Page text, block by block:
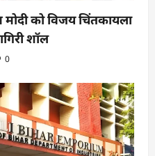
मोदी को विजय चिंतकायला
शॉल
0